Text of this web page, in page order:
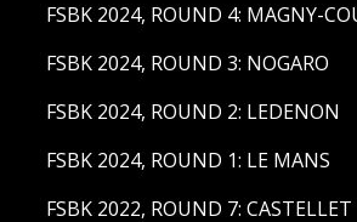
FSBK 2024, ROUND 4: MAGNY-
FSBK 2024, ROUND 3: NOGARO
FSBK 2024, ROUND 2: LEDENON
FSBK 2024, ROUND 1: LE MANS
FSBK 2022, ROUND 7: CASTELLET